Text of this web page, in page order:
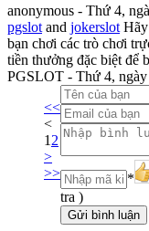
anonymous - Thứ 4,
pgslot and jokerslot
bạn chơi các trò chơi
tiền thưởng đặc biệt để
PGSLOT - Thứ 4,
<<
<
1 2
>
>>
*
tra )